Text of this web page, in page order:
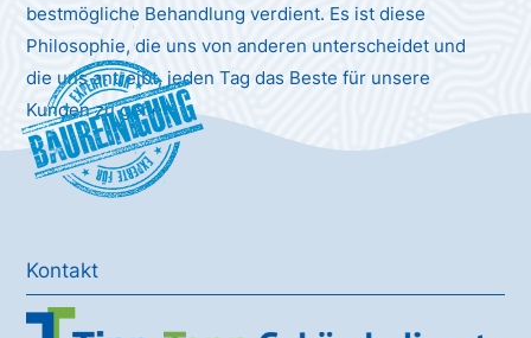
bestmögliche Behandlung verdient. Es ist diese
Philosophie, die uns von anderen unterscheidet und
die uns antreibt, jeden Tag das Beste für unsere
Kunden zu geben.
Baureinigung
Kontakt